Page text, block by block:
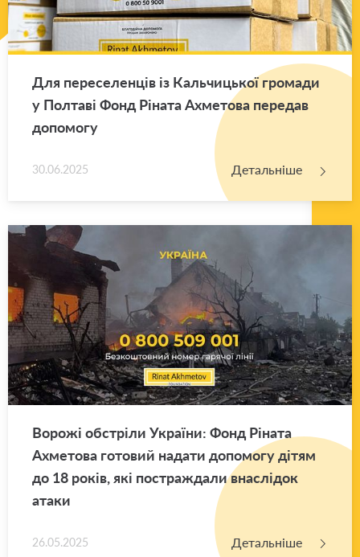
Для пе­ре­се­лен­ців із Каль­чи­цької гро­ма­ди
у Пол­та­ві Фонд Рі­на­та Ахме­то­ва пе­ре­дав
до­по­мо­гу
30.06.2025 Детальніше
Во­ро­жі об­стрі­ли Укра­ї­ни: Фонд Рі­на­та
Ахме­то­ва го­то­вий на­да­ти до­по­мо­гу дітям
до 18 років, які по­стра­жда­ли вна­слі­док
атаки
26.05.2025 Детальніше